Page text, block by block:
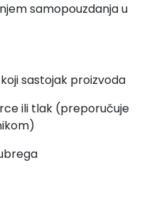
samopouzdanja u
sastojak proizvoda
ili tlak (preporučuje